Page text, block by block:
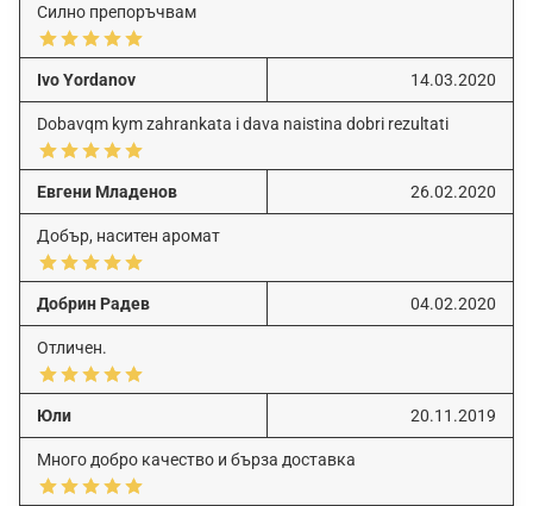
Силно препоръчвам
Ivo Yordanov 14.03.2020
Dobavqm kym zahrankata i dava naistina dobri rezultati
Евгени Младенов 26.02.2020
Добър, наситен аромат
Добрин Радев 04.02.2020
Отличен.
Юли 20.11.2019
Много добро качество и бърза доставка